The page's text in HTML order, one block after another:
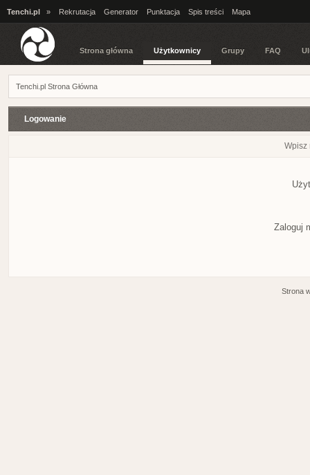
Tenchi.pl » Rekrutacja Generator Punktacja Spis treści Mapa
Strona główna Użytkownicy Grupy FAQ
Tenchi.pl Strona Główna
Logowanie
Wpisz
Zaloguj
Strona